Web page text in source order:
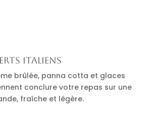
italiens
brûlée, panna cotta et glaces
conclure votre repas sur une
fraîche et légère.